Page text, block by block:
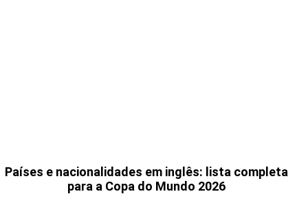
Países e nacionalidades em inglês: lista completa
para a Copa do Mundo 2026